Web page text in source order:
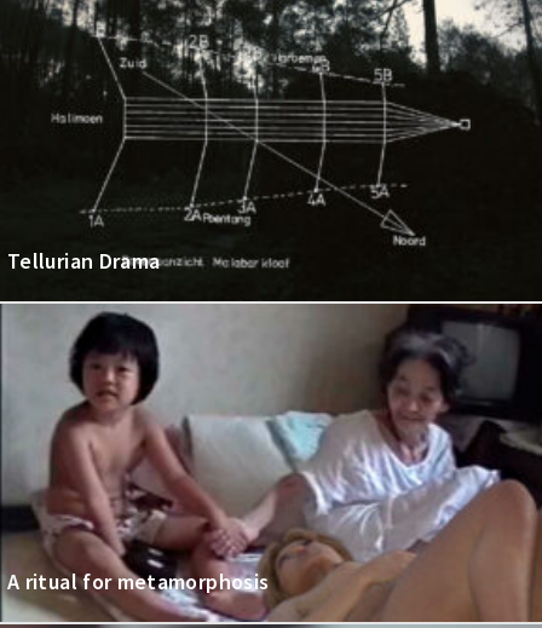
Tellurian Drama
A ritual for metamorphosis